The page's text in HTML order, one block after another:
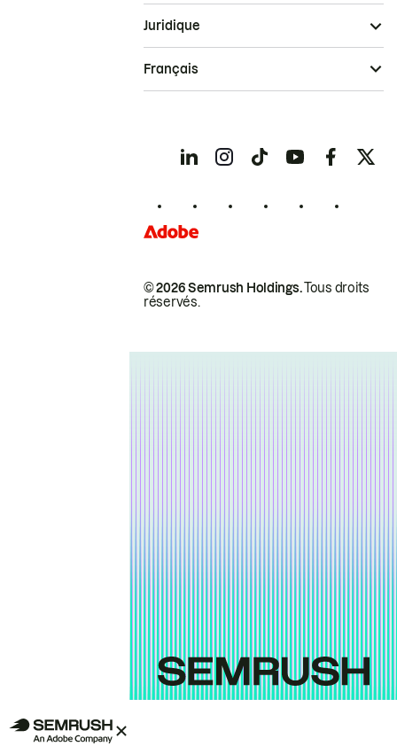
© 2026 Semrush Holdings.Tous droits
réservés.
Juridique
Français